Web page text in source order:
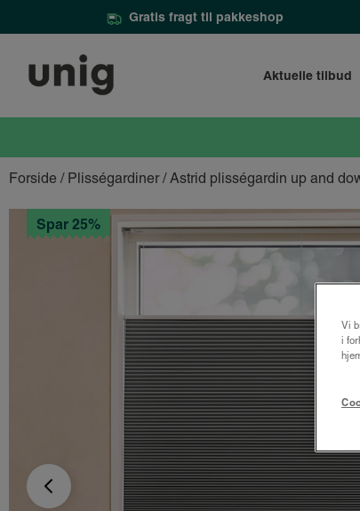
Gratis fragt til pakkeshop
Aktuelle tilbud
Forside / Plisségardiner/ Astrid plisségardin up and
Spar 25%
Vi
i